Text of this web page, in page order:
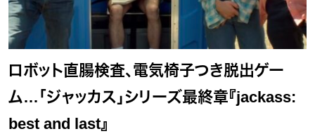
ロボット直腸検査、電気椅子つき脱出ゲー
ム…「ジャッカス」シリーズ最終章『jackass:
best and last』